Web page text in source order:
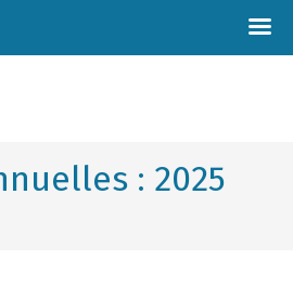
: 2025
d’outils